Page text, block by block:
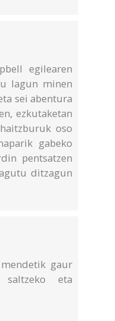
egilearen
lagun minen
sei abentura
ezkutaketan
oso
gabeko
pentsatzen
ditzagun
gaur
saltzeko eta